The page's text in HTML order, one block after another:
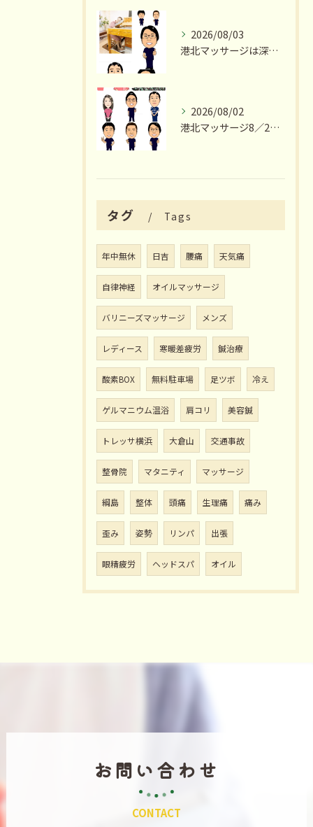
2026/08/03
港北マッサージは深夜23時まで営業いたします
2026/08/02
港北マッサージ8／2出勤スタッフ情報
タグ Tags
年中無休 日吉 腰痛 天気痛
自律神経 オイルマッサージ
バリニーズマッサージ メンズ
レディース 寒暖差疲労 鍼治療
酸素BOX 無料駐車場 足ツボ 冷え
ゲルマニウム温浴 肩コリ 美容鍼
トレッサ横浜 大倉山 交通事故
整骨院 マタニティ マッサージ
綱島 整体 頭痛 生理痛 痛み
歪み 姿勢 リンパ 出張
眼精疲労 ヘッドスパ オイル
CONTACT
お問い合わせ